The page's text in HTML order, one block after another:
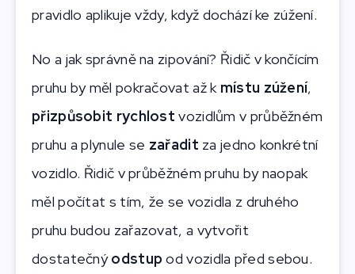
pravidlo aplikuje vždy, když dochází ke zúžení.
No a jak správně na zipování? Řidič v končícím
pruhu by měl pokračovat až k místu zúžení,
přizpůsobit rychlostvozidlům v průběžném
pruhu a plynule se zařadit za jedno konkrétní
vozidlo. Řidič v průběžném pruhu by naopak
měl počítat s tím, že se vozidla z druhého
pruhu budou zařazovat, a vytvořit
dostatečnýodstup od vozidla před sebou.